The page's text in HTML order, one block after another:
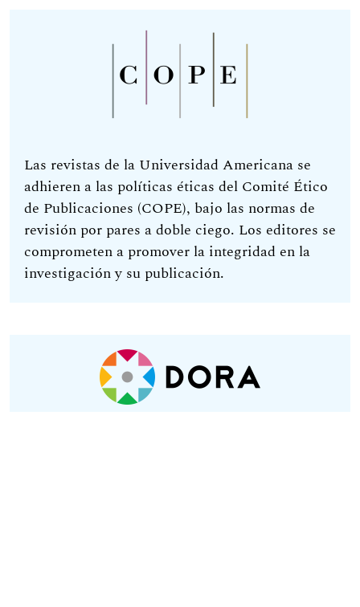
Las revistas de la Universidad Americana se
adhieren a las políticas éticas del Comité Ético
de Publicaciones (COPE), bajo las normas de
revisión por pares a doble ciego. Los editores se
comprometen a promover la integridad en la
investigación y su publicación.